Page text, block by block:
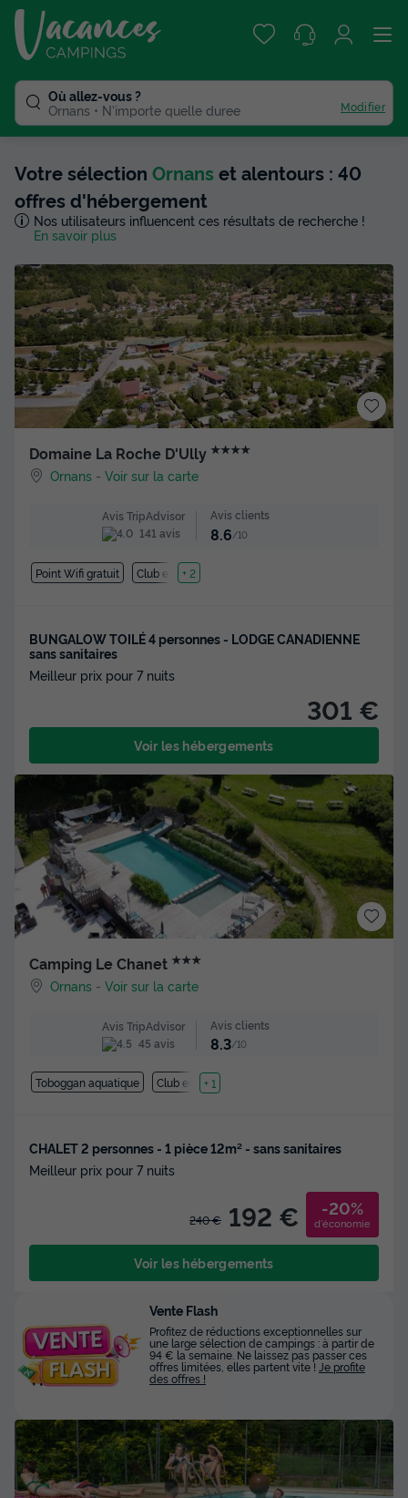
Où allez-vous ?
Ornans
N'importe quelle duree Modifier
Votre sélection Ornans et alentours : 40
offres d'hébergement
Nos utilisateurs influencent ces résultats de recherche !
En savoir plus
Domaine La Roche D'Ully ★★★★
Ornans -Voir sur la carte
Avis TripAdvisor
141 avis
Avis clients
8.6/10
Point Wifi gratuit Club enfant
+ 2
BUNGALOW TOILÉ 4 personnes - LODGE CANADIENNE
sans sanitaires
Meilleur prix pour 7 nuits
301 €
Voir les hébergements
Camping Le Chanet ★★★
Ornans -Voir sur la carte
Avis TripAdvisor
45 avis
Avis clients
8.3/10
Toboggan aquatique Club enfant
+ 1
CHALET 2 personnes - 1 pièce 12m² - sans sanitaires
Meilleur prix pour 7 nuits
240 € 192 € -20%
d'économie
Voir les hébergements
Vente Flash
Profitez de réductions exceptionnelles sur
une large sélection de campings : à partir de
94 € la semaine. Ne laissez pas passer ces
offres limitées, elles partent vite ! Je profite
des offres !